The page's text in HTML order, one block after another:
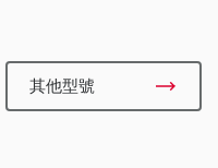
其他型號